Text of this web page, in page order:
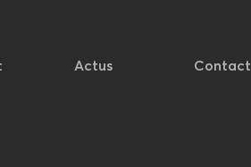
Actus Contact